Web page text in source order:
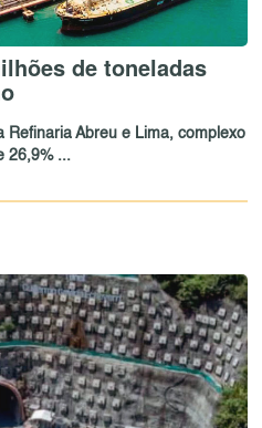
de toneladas
Refinaria Abreu e Lima, complexo
26,9% ...